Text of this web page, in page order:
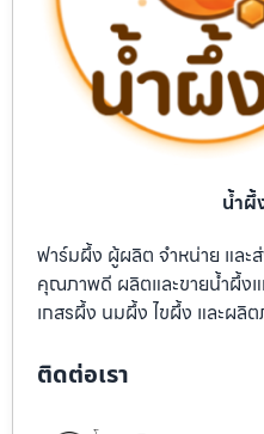
น้ำผึ้
ฟาร์มผึ้ง ผู้ผลิต จำหน่าย และ
คุณภาพดี ผลิตและขายน้ำผึ้ง
เกสรผึ้ง นมผึ้ง ไขผึ้ง และผ
ติดต่อเรา